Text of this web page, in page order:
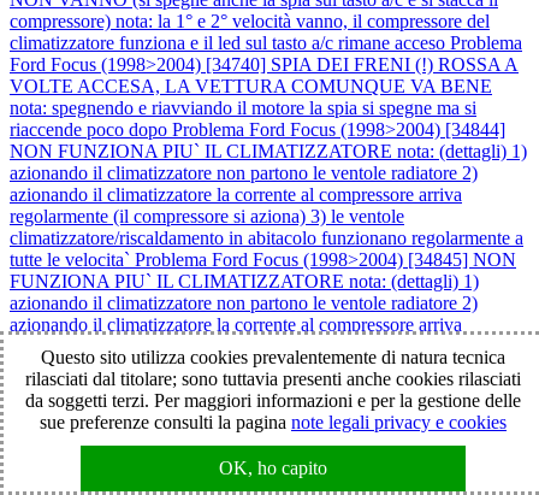
compressore) nota: la 1° e 2° velocità vanno, il compressore del
climatizzatore funziona e il led sul tasto a/c rimane acceso Problema
Ford Focus (1998>2004) [34740] SPIA DEI FRENI (!) ROSSA A
VOLTE ACCESA, LA VETTURA COMUNQUE VA BENE
nota: spegnendo e riavviando il motore la spia si spegne ma si
riaccende poco dopo Problema Ford Focus (1998>2004) [34844]
NON FUNZIONA PIU` IL CLIMATIZZATORE nota: (dettagli) 1)
azionando il climatizzatore non partono le ventole radiatore 2)
azionando il climatizzatore la corrente al compressore arriva
regolarmente (il compressore si aziona) 3) le ventole
climatizzatore/riscaldamento in abitacolo funzionano regolarmente a
tutte le velocita` Problema Ford Focus (1998>2004) [34845] NON
FUNZIONA PIU` IL CLIMATIZZATORE nota: (dettagli) 1)
azionando il climatizzatore non partono le ventole radiatore 2)
azionando il climatizzatore la corrente al compressore arriva
regolarmente (il compressore si aziona) 3) le ventole
climatizzatore/riscaldamento in abitacolo funzionano regolarmente a
tutte le velocita`Problema Ford Focus (1998>2004) [36745] SI
PRESENTANO I SEGUENTI PROBLEMI: 1) A VOLTE IL
MOTORE SI SPEGNE IN CORSA: > a volte il motore si riavvia
(candelette gialla) A VOLTE ACCESA: > la spia lampeggia > la
Questo sito utilizza cookies prevalentemente di natura tecnica
rilasciati dal titolare; sono tuttavia presenti anche cookies rilasciati
da soggetti terzi. Per maggiori informazioni e per la gestione delle
sue preferenze consulti la pagina note legali privacy e cookies
OK, ho capito